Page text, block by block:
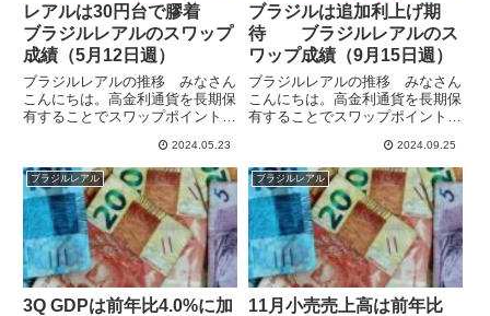
レアルは30円台で膠着
ブラジルレアルのスワップ
成績（5月12日週）
ブラジルレアルの推移 みなさん
こんにちは。高金利通貨を長期保
有することでスワップポイント狙
週のレアル/円は30.208で始まり
30.542まで上昇しましたが、
29.918まで下落したのち、30.496
で週を終...
2024.05.23
ブラジルは追加利上げ期
待 ブラジルレアルのス
ワップ成績（9月15日週）
ブラジルレアルの推移 みなさん
こんにちは。高金利通貨を長期保
有することでスワップポイント狙
中央銀行は9月18日の金融政策委
員会で政策金利を0.25％引き上げ
10.75％としましたが、インフレ
減速で利下げする国が...
2024.09.25
ブラジルレアル
3Q GDPは前年比4.0%に加
ブラジルレアル
11月小売売上高は前年比